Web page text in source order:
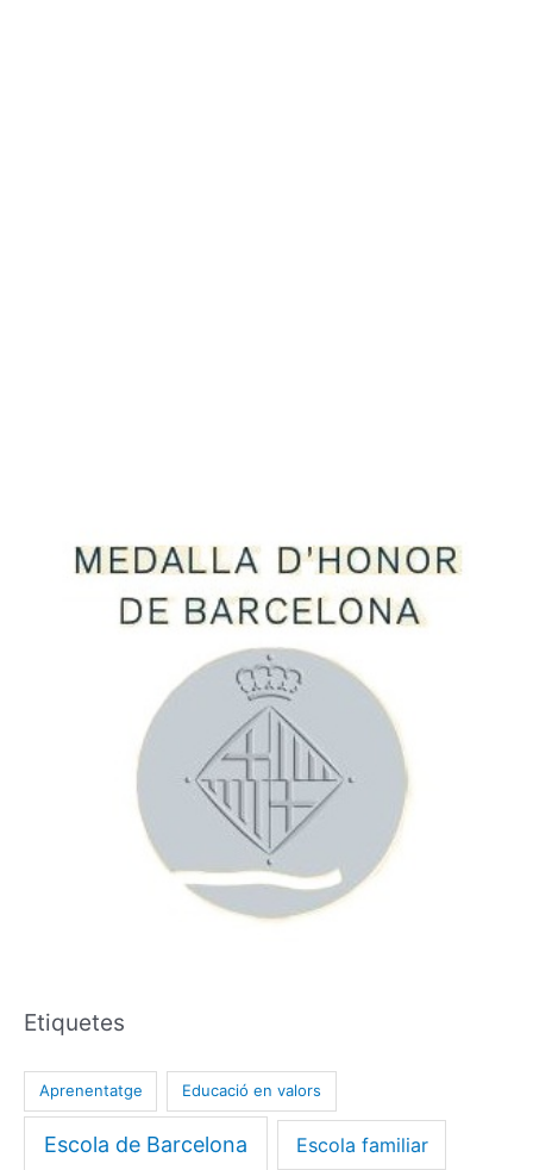
Etiquetes
Aprenentatge Educació en valors
Escola de Barcelona Escola familiar